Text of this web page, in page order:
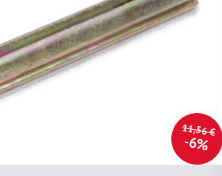
11,56 €
6%